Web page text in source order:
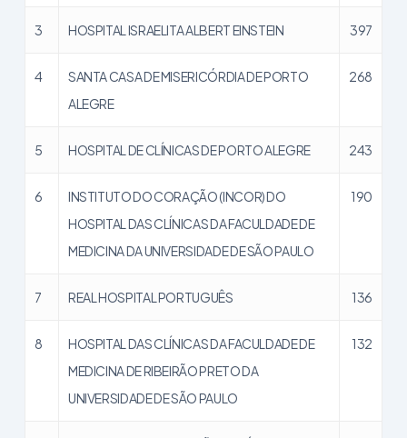
3 HOSPITAL ISRAELITA ALBERT EINSTEIN 397
4
SANTA CASA DE MISERICÓRDIA DE PORTO
ALEGRE
268
5 HOSPITAL DE CLÍNICAS DE PORTO ALEGRE 243
6
INSTITUTO DO CORAÇÃO (INCOR) DO
HOSPITAL DAS CLÍNICAS DA FACULDADE DE
MEDICINA DA UNIVERSIDADE DE SÃO PAULO
190
7 REAL HOSPITAL PORTUGUÊS 136
8
HOSPITAL DAS CLÍNICAS DA FACULDADE DE
MEDICINA DE RIBEIRÃO PRETO DA
UNIVERSIDADE DE SÃO PAULO
132